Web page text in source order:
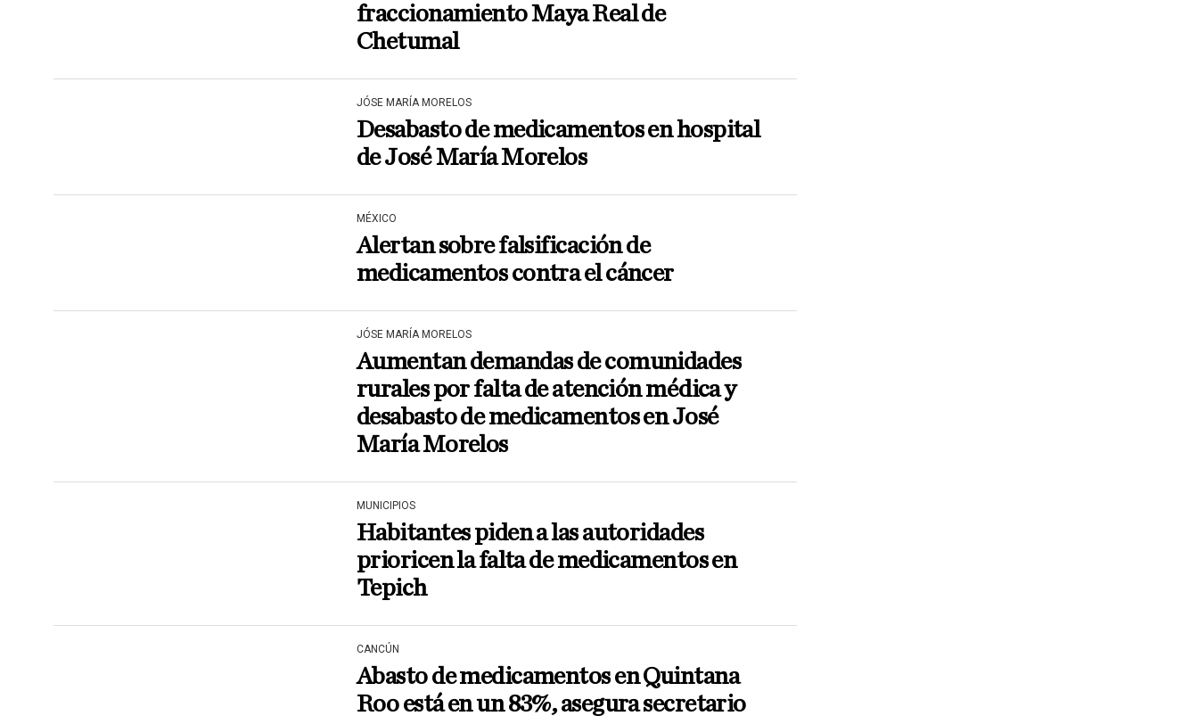
fraccionamiento Maya Real de
Chetumal
JÓSE MARÍA MORELOS
Desabasto de medicamentos en hospital
de José María Morelos
MÉXICO
Alertan sobre falsificación de
medicamentos contra el cáncer
JÓSE MARÍA MORELOS
Aumentan demandas de comunidades
rurales por falta de atención médica y
desabasto de medicamentos en José
María Morelos
MUNICIPIOS
Habitantes piden a las autoridades
prioricen la falta de medicamentos en
Tepich
CANCÚN
Abasto de medicamentos en Quintana
Roo está en un 83%, asegura secretario